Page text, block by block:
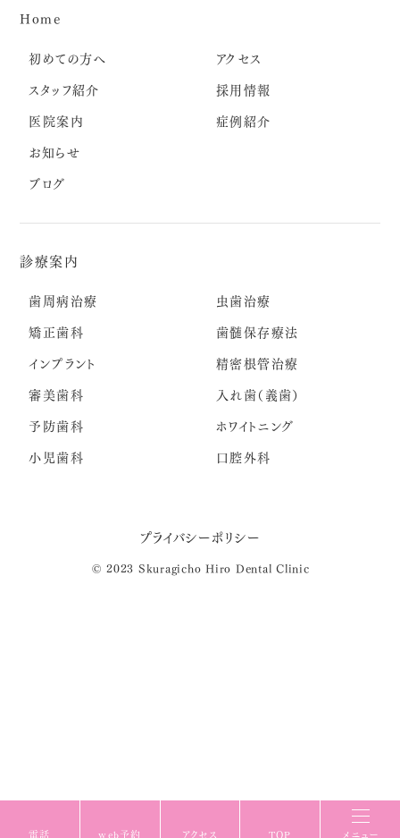
電話 web予約 アクセス TOP メニュー
Home
初めての方へ
スタッフ紹介
医院案内
アクセス
採用情報
症例紹介
お知らせ
ブログ
診療案内
歯周病治療
矯正歯科
インプラント
虫歯治療
歯髄保存療法
精密根管治療
審美歯科
予防歯科
小児歯科
入れ歯（義歯）
ホワイトニング
口腔外科
プライバシーポリシー
© 2023 Skuragicho Hiro Dental Clinic